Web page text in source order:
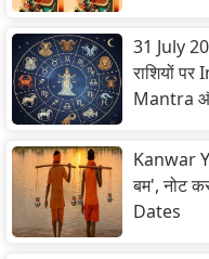
31 July
राशियों
Mantra
Kanwar
बम', नोट
Dates